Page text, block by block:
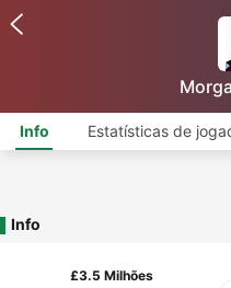
Info Estatísticas de
Info
£3.5 Milhões